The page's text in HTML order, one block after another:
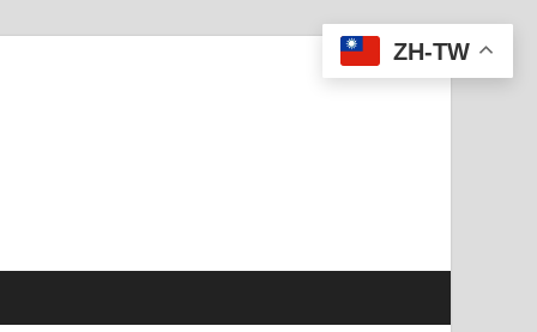
ZH-TW